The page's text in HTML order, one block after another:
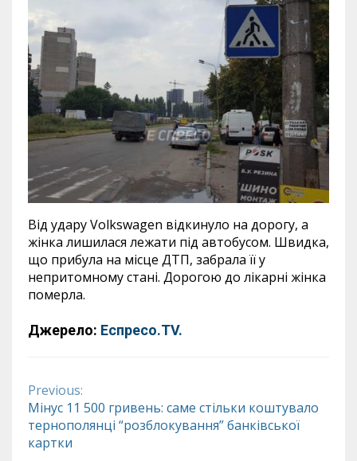
Від удару Volkswagen відкинуло на дорогу, а
жінка лишилася лежати під автобусом. Швидка,
що прибула на місце ДТП, забрала її у
непритомному стані. Дорогою до лікарні жінка
померла.
Джерело: Еспресо.ТV.
Continue
Reading
Previous:
Мінус 11 500 гривень: саме стільки коштувало
тернополянці “розблокування” банківської
картки